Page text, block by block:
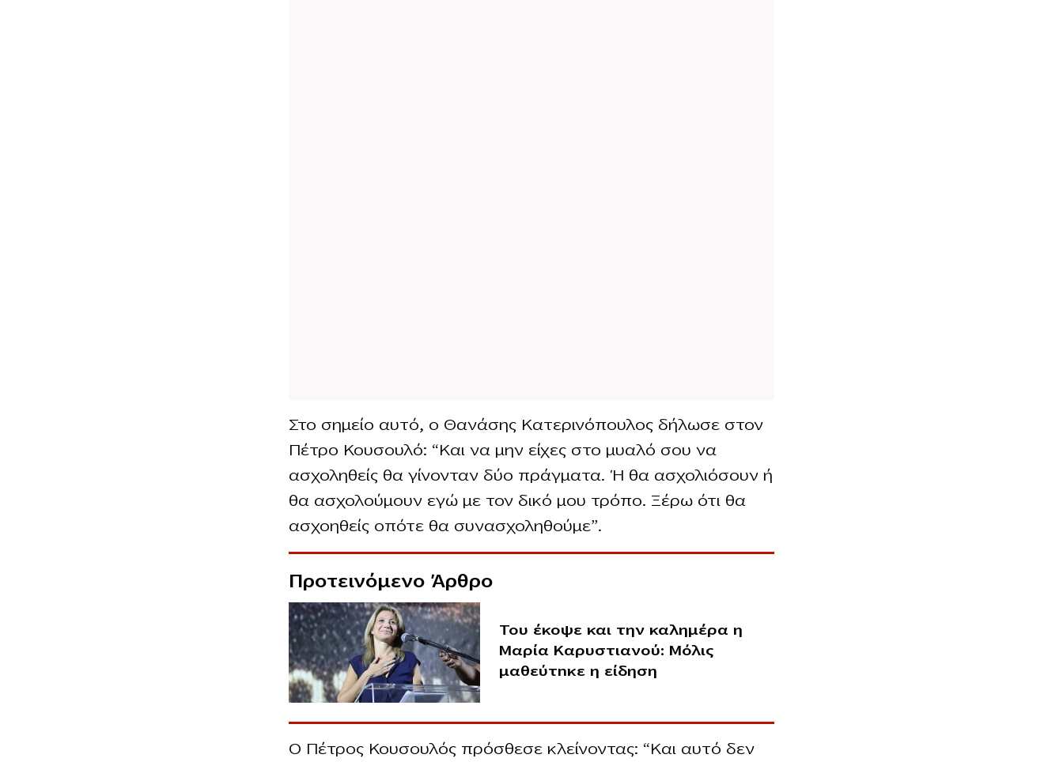
Στο σημείο αυτό, ο Θανάσης Κατερινόπουλος δήλωσε στον
Πέτρο Κουσουλό: “Και να μην είχες στο μυαλό σου να
ασχοληθείς θα γίνονταν δύο πράγματα. Ή θα ασχολιόσουν ή
θα ασχολούμουν εγώ με τον δικό μου τρόπο. Ξέρω ότι θα
ασχοηθείς οπότε θα συνασχοληθούμε”.
Προτεινόμενο Άρθρο
Του έκοψε και την καλημέρα η
Μαρία Καρυστιανού: Μόλις
μαθεύτnκε η είδηση
Ο Πέτρος Κουσουλός πρόσθεσε κλείνοντας: “Και αυτό δεν